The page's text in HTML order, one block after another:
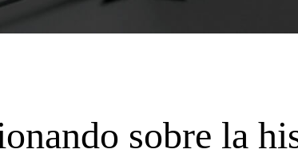
sobre la